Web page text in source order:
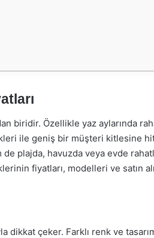
biridir. Özellikle yaz aylarında
ile geniş bir müşteri kitlesine
plajda, havuzda veya evde
fiyatları, modelleri ve satın
dikkat çeker. Farklı renk ve